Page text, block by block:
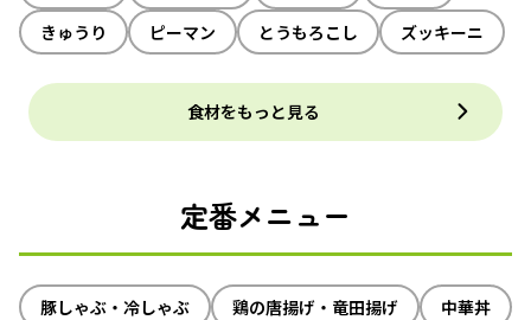
きゅうり
ピーマン とうもろこし ズッキーニ
食材をもっと見る
定番メニュー
豚しゃぶ・冷しゃぶ 鶏の唐揚げ・竜田揚げ
中華丼